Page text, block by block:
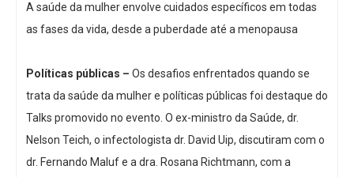
A saúde da mulher envolve cuidados específicos em todas
as fases da vida, desde a puberdade até a menopausa
Políticas públicas – Os desafios enfrentados quando se
trata da saúde da mulher e políticas públicas foi destaque do
Talks promovido no evento. O ex-ministro da Saúde, dr.
Nelson Teich, o infectologista dr. David Uip, discutiram com o
dr. Fernando Maluf e a dra. Rosana Richtmann, com a